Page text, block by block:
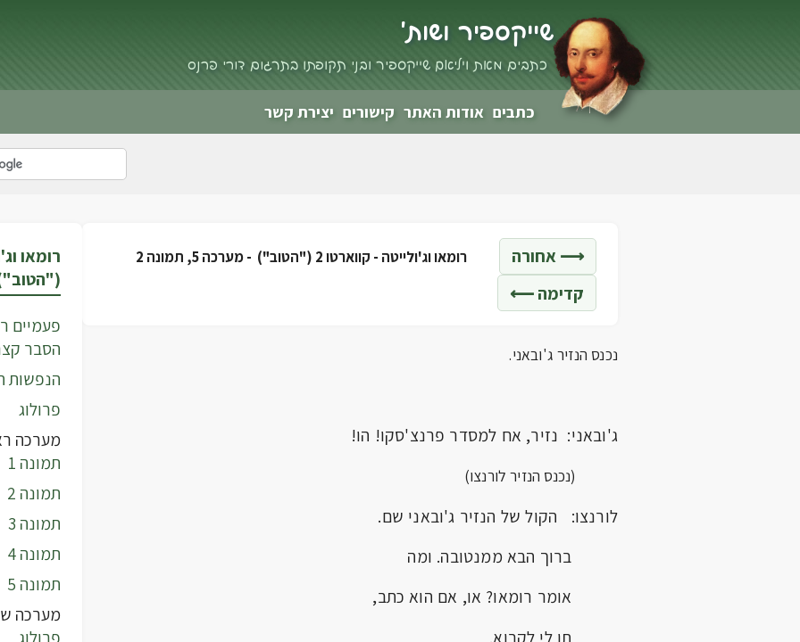
שייקספיר ושות'
כתבים מאת ויליאם שייקספיר ובני תקופתו בתרגום דורי פרנס
כתבים אודות האתר קישורים יצירת קשר
⟶ אחורה רומאו וג'ולייטה - קווארטו 2 ("הטוב") - מערכה 5, תמונה 2
קדימה ⟵
נכנס הנזיר ג'ובאני.
ג'ובאני: נזיר, אח למסדר פרנצ'סקו! הו!
(נכנס הנזיר לורנצו)
לורנצו: הקול של הנזיר ג'ובאני שם.
ברוך הבא ממנטובה. ומה
אומר רומאו? או, אם הוא כתב,
פעמיים
הסבר
הנפשות
פרולוג
מערכה
תמונה 1
תמונה 2
תמונה 3
תמונה 4
תמונה 5
מערכה
פרולוג